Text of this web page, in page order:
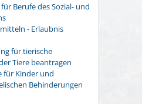
Berufe des Sozial- und
- Erlaubnis
für tierische
Tiere beantragen
für Kinder und
Behinderungen